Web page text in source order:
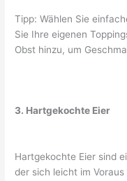
Tipp: Wählen Sie
Sie Ihre eigenen
Obst hinzu, um
3. Hartgekochte Eier
Hartgekochte Eier sind
der sich leicht im